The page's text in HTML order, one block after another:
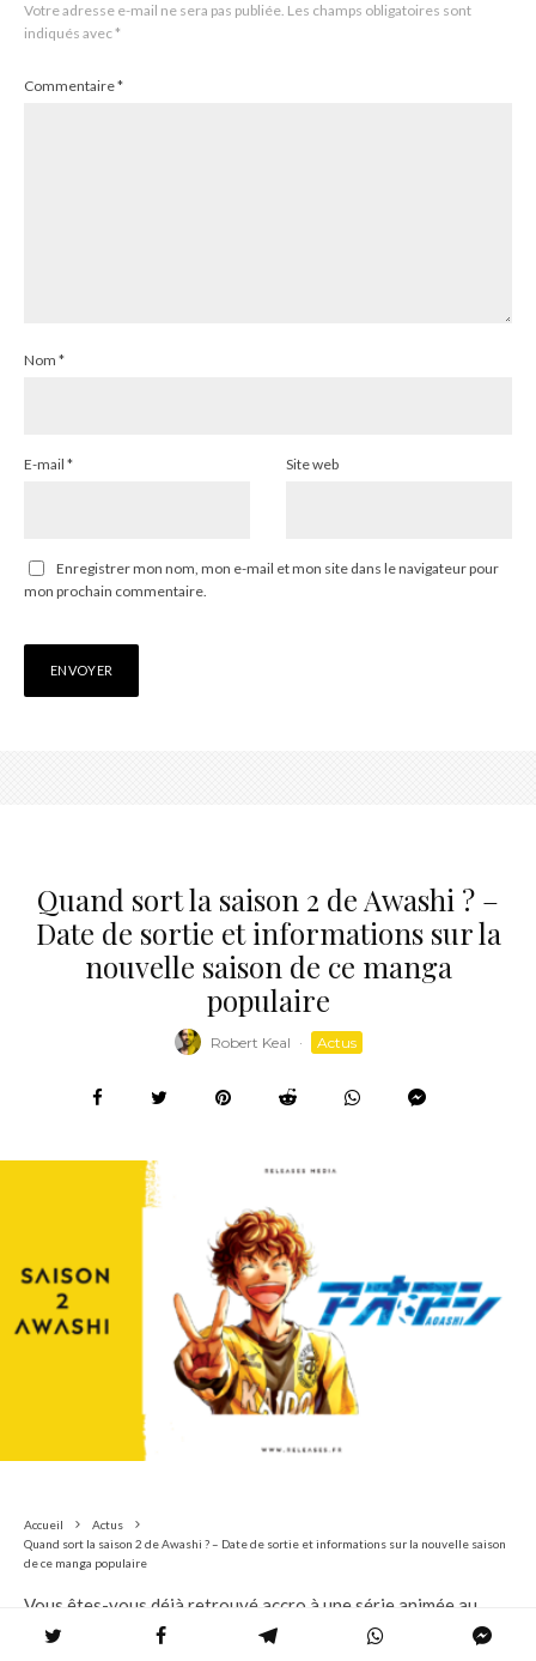
Votre adresse e-mail ne sera pas publiée. Les champs obligatoires sont
indiqués avec*
Commentaire*
Nom *
E-mail * Site web
Enregistrer mon nom, mon e-mail et mon site dans le navigateur pour
mon prochain commentaire.
Quand sort la saison 2 de Awashi ? –
Date de sortie et informations sur la
nouvelle saison de ce manga
populaire
Robert Keal · Actus
Accueil
Actus
Quand sort la saison 2 de Awashi ? – Date de sortie et informations sur la nouvelle saison
de ce manga populaire
Vous êtes-vous déjà retrouvé accro à une série animée au
point de compter les jours jusqu’à la sortie de la prochaine